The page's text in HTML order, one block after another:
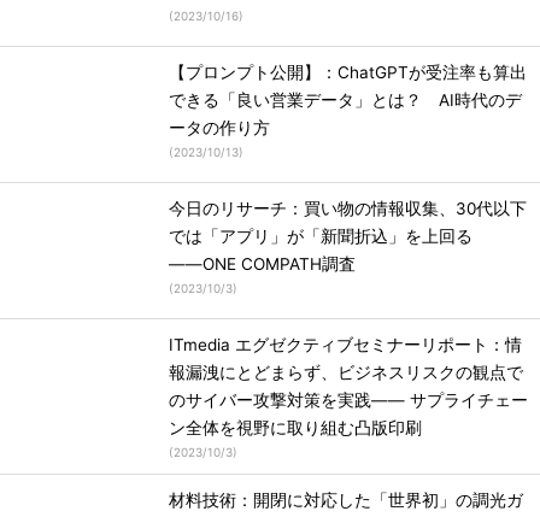
(2023/10/16)
【プロンプト公開】：ChatGPTが受注率も算出
できる「良い営業データ」とは？ AI時代のデ
ータの作り方
(2023/10/13)
今日のリサーチ：買い物の情報収集、30代以下
では「アプリ」が「新聞折込」を上回る
――ONE COMPATH調査
(2023/10/3)
ITmedia エグゼクティブセミナーリポート：情
報漏洩にとどまらず、ビジネスリスクの観点で
のサイバー攻撃対策を実践―― サプライチェー
ン全体を視野に取り組む凸版印刷
(2023/10/3)
材料技術：開閉に対応した「世界初」の調光ガ